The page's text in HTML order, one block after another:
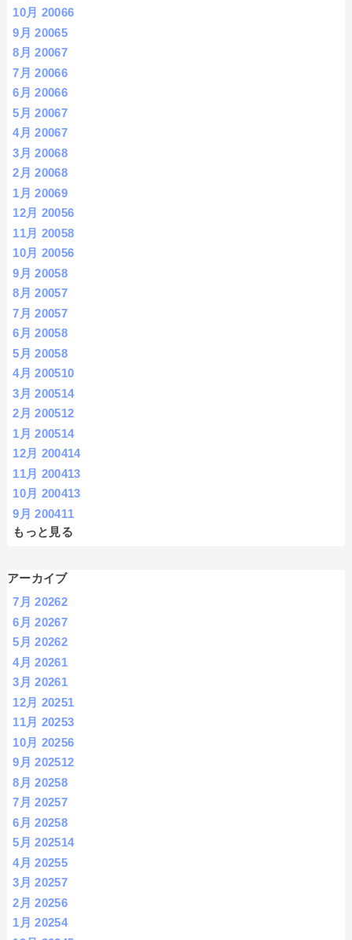
10月 20066
9月 20065
8月 20067
7月 20066
6月 20066
5月 20067
4月 20067
3月 20068
2月 20068
1月 20069
12月 20056
11月 20058
10月 20056
9月 20058
8月 20057
7月 20057
6月 20058
5月 20058
4月 200510
3月 200514
2月 200512
1月 200514
12月 200414
11月 200413
10月 200413
9月 200411
もっと見る
アーカイブ
7月 20262
6月 20267
5月 20262
4月 20261
3月 20261
12月 20251
11月 20253
10月 20256
9月 202512
8月 20258
7月 20257
6月 20258
5月 202514
4月 20255
3月 20257
2月 20256
1月 20254